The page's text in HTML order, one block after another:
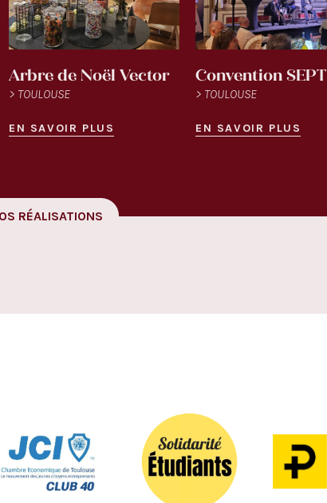
Arbre de Noël Vector
> TOULOUSE
EN SAVOIR PLUS
Convention SEPT
> TOULOUSE
EN SAVOIR PLUS
RÉALISATIONS